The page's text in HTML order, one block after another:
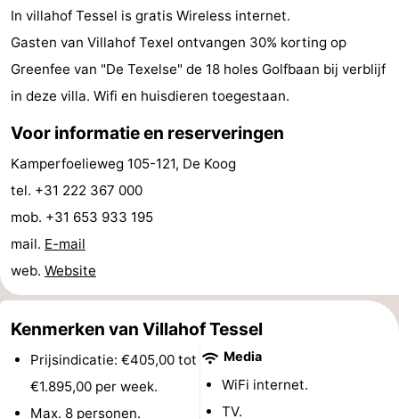
&
doen
Bezienswaardigheden
Musea
-
Monumenten
-
Kerken
-
Molens
-
Uitkijkpunten
Attracties
-
Rondvaarten
-
Speeltuinen
-
In villahof Tessel is gratis Wireless internet.
Gasten van Villahof Texel ontvangen 30% korting op
Greenfee van "De Texelse" de 18 holes Golfbaan bij verblijf
in deze villa. Wifi en huisdieren toegestaan.
Voor informatie en reserveringen
Kamperfoelieweg 105-121, De Koog
tel. +31 222 367 000
mob. +31 653 933 195
mail. E-mail
web. Website
Kenmerken van Villahof Tessel
Prijsindicatie: €405,00 tot
€1.895,00 per week.
Max. 8 personen.
Media
WiFi internet.
TV.